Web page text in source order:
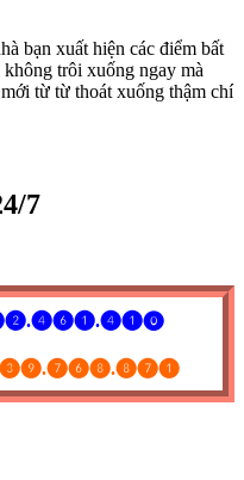
bạn xuất hiện các điểm bất
trôi xuống ngay mà
từ từ thoát xuống thậm chí
7